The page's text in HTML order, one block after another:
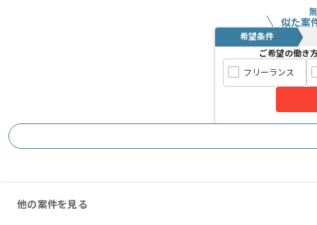
似た案
希望条件
ご希望の働き
フリーランス
他の案件を見る